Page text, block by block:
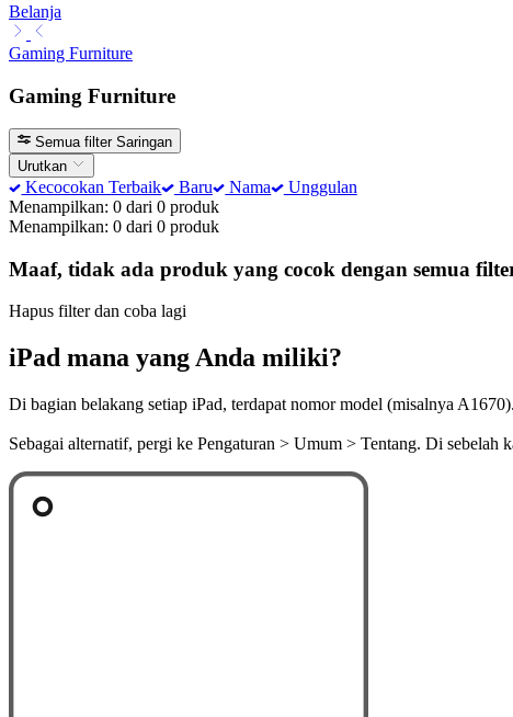
Belanja
Gaming Furniture
Gaming Furniture
Semua filter Saringan
Urutkan
Kecocokan Terbaik Baru Nama
Unggulan
Menampilkan: 0 dari 0 produk
Menampilkan: 0 dari 0 produk
Maaf, tidak ada produk yang cocok dengan semua
Hapus filter dan coba lagi
iPad mana yang Anda miliki?
Di bagian belakang setiap iPad, terdapat nomor model (misalnya
Sebagai alternatif, pergi ke Pengaturan > Umum > Tentang. Di